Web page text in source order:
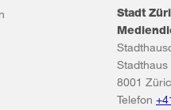
Stadt
Stadthaus
8001
Telefon